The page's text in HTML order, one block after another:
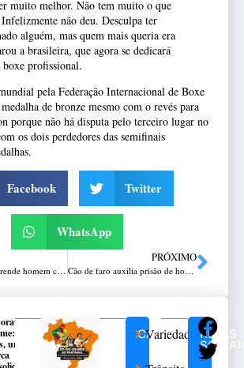
muito melhor. Não tem muito o que
não deu. Desculpa ter
alguém, mas quem mais queria era
a brasileira, que agora se dedicará
boxe profissional.
pela Federação Internacional de Boxe
de bronze mesmo com o revés para
porque não há disputa pelo terceiro lugar no
os dois perdedores das semifinais
Facebook Twitter
WhatsApp
Brigada Militar prende homem com drogas e arma de fogo em Guaporé
PRÓXIMO
Cão de faro auxilia prisão de homem por tráfico de drogas em Passo Fundo
40
uma
CATEGORIAS
VariedadesREDES